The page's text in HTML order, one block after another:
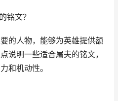
铭文？
的人物，能够为英雄提供额
说明一些适合屠夫的铭文，
和机动性。